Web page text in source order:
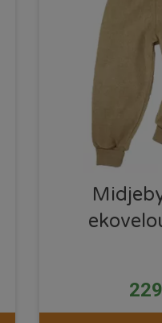
229